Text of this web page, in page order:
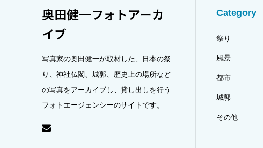
奥田健一フォトアーカ
イブ
写真家の奥田健一が取材した、日本の祭
り、神社仏閣、城郭、歴史上の場所など
の写真をアーカイブし、貸し出しを行う
フォトエージェンシーのサイトです。
Category
祭り
風景
都市
城郭
その他